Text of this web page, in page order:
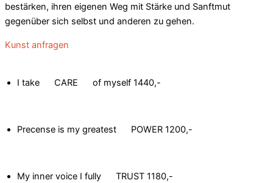
bestärken, ihren eigenen Weg mit Stärke und Sanftmut
gegenüber sich selbst und anderen zu gehen.
Kunst anfragen
I take CARE of myself 1440,-
Precense is my greatest POWER 1200,-
My inner voice I fully TRUST 1180,-